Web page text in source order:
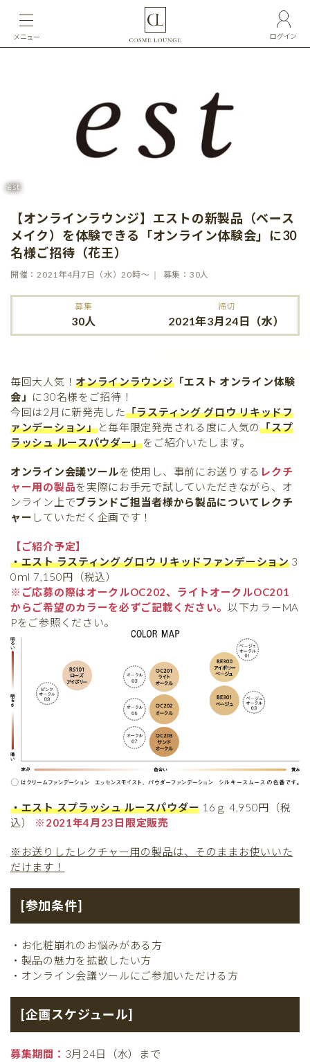
ログイン
メニュー
est
【オンラインラウンジ】エストの新製品（ベース
メイク）を体験できる「オンライン体験会」に30
名様ご招待（花王）
開催：2021年4月7日（水）20時〜 募集：30人
募集
30人
締切
2021年3月24日（水）
毎回大人気！オンラインラウンジ「エスト オンライン体験
会」 に30名様をご招待！
今回は2月に新発売した「ラスティング グロウ リキッドフ
ァンデーション」と毎年限定発売される度に人気の「スプ
ラッシュ ルースパウダー」をご紹介いたします。
オンライン会議ツールを使用し、事前にお送りする レクチ
ャー用の製品を実際にお手元で試していただきながら、オ
ンライン上でブランドご担当者様から製品についてレクチ
ャー していただく企画です！
【ご紹介予定】
・エスト ラスティング グロウ リキッドファンデーション3
0ｍl 7,150円（税込）
※ご応募の際はオークルOC202、ライトオークルOC201
からご希望のカラーを必ずご記載ください。 以下カラーMA
Pをご参照ください。
・エスト スプラッシュ ルースパウダー 16ｇ 4,950円（税
込）
※2021年4月23日限定販売
※お送りしたレクチャー用の製品は、そのままお使いいた
だけます！
[参加条件]
・お化粧崩れのお悩みがある方
・製品の魅力を拡散したい方
・オンライン会議ツールにご参加いただける方
[企画スケジュール]
募集期間： 3月24日（水）まで